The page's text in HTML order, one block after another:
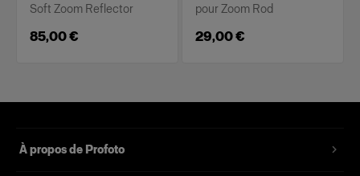
Soft Zoom Reflector
85,00 €
pour Zoom Rod
29,00 €
À propos de Profoto